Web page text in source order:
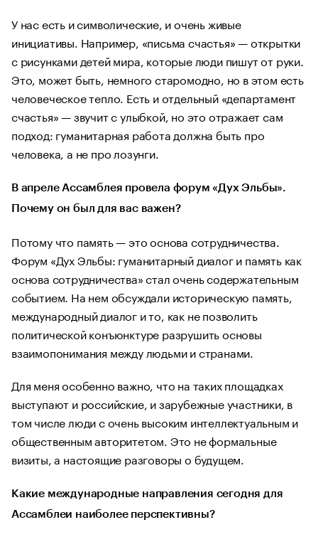
У нас есть и символические, и очень живые
инициативы. Например, «письма счастья» — открытки
с рисунками детей мира, которые люди пишут от руки.
Это, может быть, немного старомодно, но в этом есть
человеческое тепло. Есть и отдельный «департамент
счастья» — звучит с улыбкой, но это отражает сам
подход: гуманитарная работа должна быть про
человека, а не про лозунги.
В апреле Ассамблея провела форум «Дух Эльбы».
Почему он был для вас важен?
Потому что память — это основа сотрудничества.
Форум «Дух Эльбы: гуманитарный диалог и память как
основа сотрудничества» стал очень содержательным
событием. На нем обсуждали историческую память,
международный диалог и то, как не позволить
политической конъюнктуре разрушить основы
взаимопонимания между людьми и странами.
Для меня особенно важно, что на таких площадках
выступают и российские, и зарубежные участники, в
том числе люди с очень высоким интеллектуальным и
общественным авторитетом. Это не формальные
визиты, а настоящие разговоры о будущем.
Какие международные направления сегодня для
Ассамблеи наиболее перспективны?